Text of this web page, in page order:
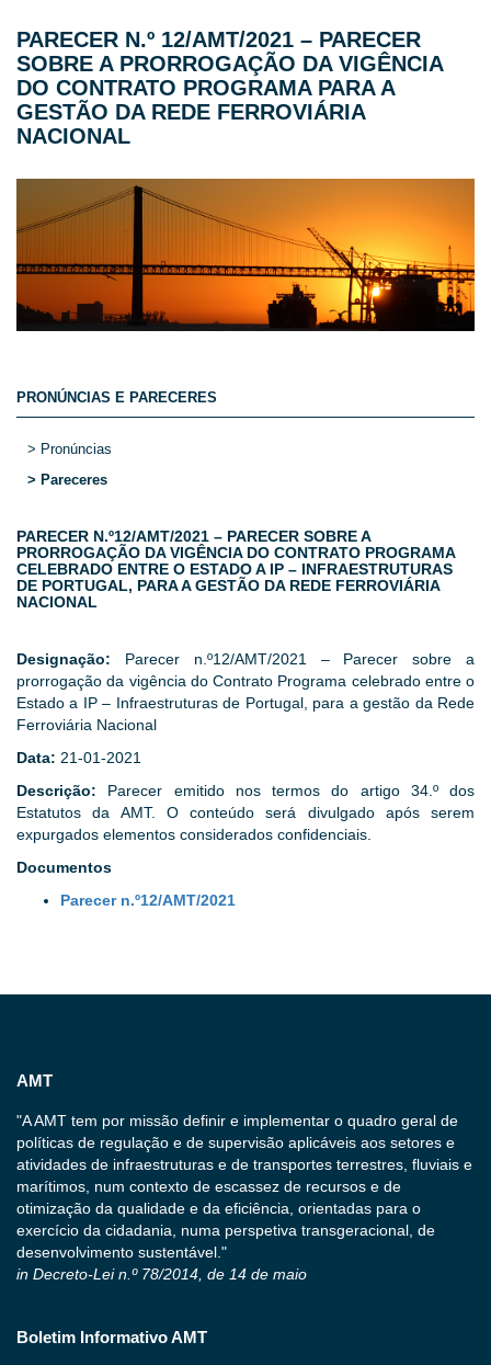
PARECER N.º 12/AMT/2021 – PARECER
SOBRE A PRORROGAÇÃO DA VIGÊNCIA
DO CONTRATO PROGRAMA PARA A
GESTÃO DA REDE FERROVIÁRIA
NACIONAL
PRONÚNCIAS E PARECERES
> Pronúncias
> Pareceres
PARECER N.º12/AMT/2021 – PARECER SOBRE A
PRORROGAÇÃO DA VIGÊNCIA DO CONTRATO PROGRAMA
CELEBRADO ENTRE O ESTADO A IP – INFRAESTRUTURAS
DE PORTUGAL, PARA A GESTÃO DA REDE FERROVIÁRIA
NACIONAL
Designação: Parecer n.º12/AMT/2021 – Parecer sobre a
prorrogação da vigência do Contrato Programa celebrado entre o
Estado a IP – Infraestruturas de Portugal, para a gestão da Rede
Ferroviária Nacional
Data: 21-01-2021
Descrição: Parecer emitido nos termos do artigo 34.º dos
Estatutos da AMT. O conteúdo será divulgado após serem
expurgados elementos considerados confidenciais.
Documentos
Parecer n.º12/AMT/2021
AMT
"A AMT tem por missão definir e implementar o quadro geral de
políticas de regulação e de supervisão aplicáveis aos setores e
atividades de infraestruturas e de transportes terrestres, fluviais e
marítimos, num contexto de escassez de recursos e de
otimização da qualidade e da eficiência, orientadas para o
exercício da cidadania, numa perspetiva transgeracional, de
desenvolvimento sustentável."
in Decreto-Lei n.º 78/2014, de 14 de maio
Boletim Informativo AMT